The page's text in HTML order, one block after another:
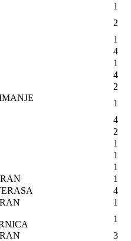
1
2
1
4
1
4
2
1
4
2
1
1
1
1
4
1
1
3